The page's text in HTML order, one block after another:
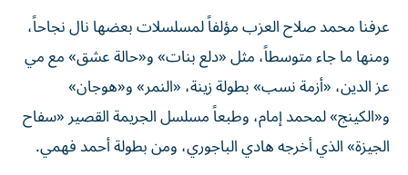
عرفنا محمد صلاح العزب مؤلفاً لمسلسلات بعضها نال نجاحاً،
ومنها ما جاء متوسطاً، مثل «دلع بنات» و«حالة عشق» مع مي
عز الدين، «أزمة نسب» بطولة زينة، «النمر» و«هوجان»
و«الكينج» لمحمد إمام، وطبعاً مسلسل الجريمة القصير «سفاح
الجيزة» الذي أخرجه هادي الباجوري، ومن بطولة أحمد فهمي.